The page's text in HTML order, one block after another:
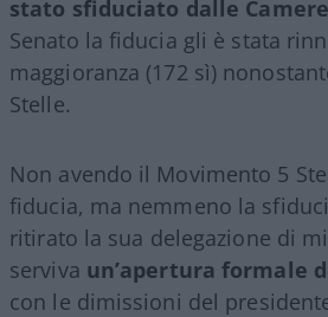
stato sfiduciato dalle Camere
Senato la fiducia gli è stata
maggioranza (172 sì)
Stelle.
Non avendo il Movimento 5
fiducia, ma nemmeno la
ritirato la sua delegazione di
serviva un’apertura formale
con le dimissioni del